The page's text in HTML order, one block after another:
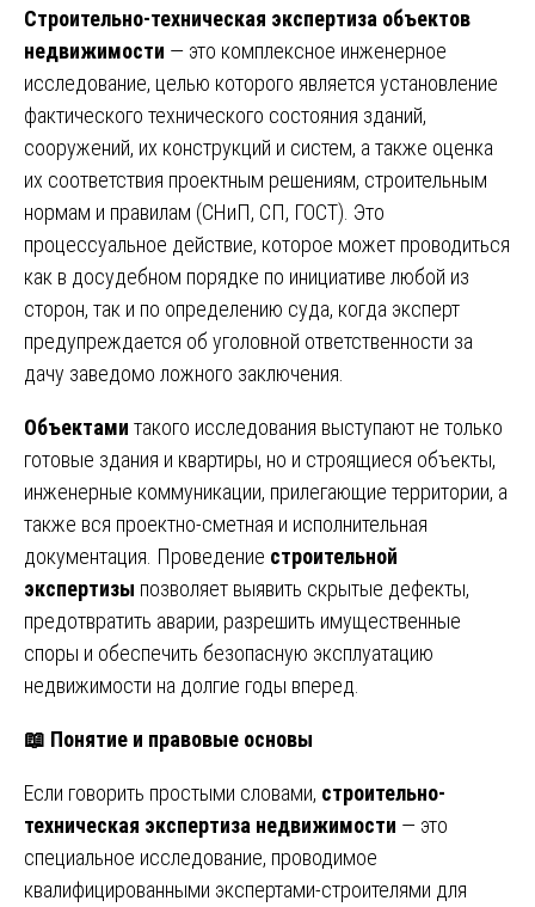
Строительно-техническая экспертиза объектов
недвижимости — это комплексное инженерное
исследование, целью которого является установление
фактического технического состояния зданий,
сооружений, их конструкций и систем, а также оценка
их соответствия проектным решениям, строительным
нормам и правилам (СНиП, СП, ГОСТ). Это
процессуальное действие, которое может проводиться
как в досудебном порядке по инициативе любой из
сторон, так и по определению суда, когда эксперт
предупреждается об уголовной ответственности за
дачу заведомо ложного заключения.
Объектами такого исследования выступают не только
готовые здания и квартиры, но и строящиеся объекты,
инженерные коммуникации, прилегающие территории, а
также вся проектно-сметная и исполнительная
документация. Проведение строительной
экспертизы позволяет выявить скрытые дефекты,
предотвратить аварии, разрешить имущественные
споры и обеспечить безопасную эксплуатацию
недвижимости на долгие годы вперед.
📖 Понятие и правовые основы
Если говорить простыми словами, строительно-
техническая экспертиза недвижимости — это
специальное исследование, проводимое
квалифицированными экспертами-строителями для